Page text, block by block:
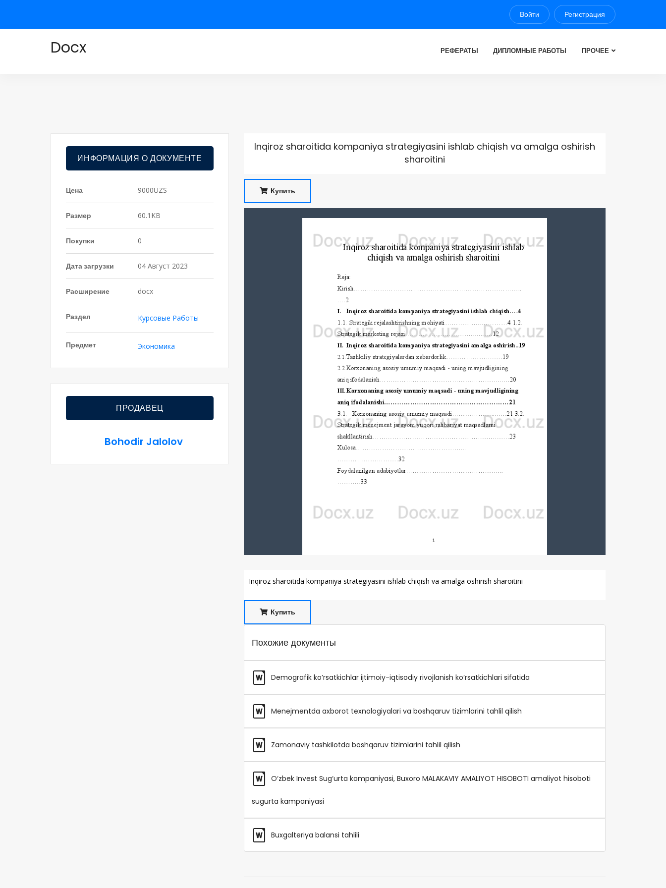
Войти Регистрация
Docx РЕФЕРАТЫ ДИПЛОМНЫЕ РАБОТЫ ПРОЧЕЕ
ИНФОРМАЦИЯ О ДОКУМЕНТЕ
Цена 9000UZS
Размер 60.1KB
Покупки 0
Дата загрузки 04 Август 2023
Расширение docx
Раздел Курсовые Работы
Предмет Экономика
ПРОДАВЕЦ
Bohodir Jalolov
Inqiroz sharoitida kompaniya strategiyasini ishlab chiqish va amalga oshirish
sharoitini
Купить
Inqiroz sharoitida kompaniya strategiyasini ishlab chiqish va amalga oshirish sharoitini
Купить
Похожие документы
Demografik ko’rsatkichlar ijtimoiy-iqtisodiy rivojlanish ko’rsatkichlari sifatida
Menejmentda axborot texnologiyalari va boshqaruv tizimlarini tahlil qilish
Zamonaviy tashkilotda boshqaruv tizimlarini tahlil qilish
O‘zbek Invest Sug‘urta kompaniyasi, Buxoro MALAKAVIY AMALIYOT HISOBOTI amaliyot hisoboti
sugurta kampaniyasi
Buxgalteriya balansi tahlili